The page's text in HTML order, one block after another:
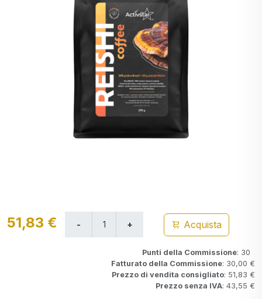
51,83 € Acquista
Punti della Commissione: 30
Fatturato della Commissione: 30,00 €
Prezzo di vendita consigliato: 51,83 €
Prezzo senza IVA: 43,55 €